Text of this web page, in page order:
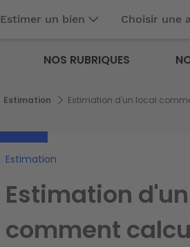
Estimer un bien Choisir une
NOS RUBRIQUES
Estimation Estimation d'un local
Estimation
Estimation
comment